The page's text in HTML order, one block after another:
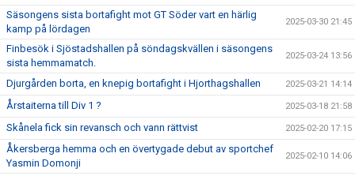
Säsongens sista bortafight mot GT Söder vart en härlig
kamp på lördagen
2025-03-30 21:45
Finbesök i Sjöstadshallen på söndagskvällen i säsongens
sista hemmamatch.
2025-03-24 13:56
Djurgården borta, en knepig bortafight i Hjorthagshallen 2025-03-21 14:14
Årstaiterna till Div 1 ? 2025-03-18 21:58
Skånela fick sin revansch och vann rättvist 2025-02-20 17:15
Åkersberga hemma och en övertygade debut av sportchef
Yasmin Domonji
2025-02-10 14:06